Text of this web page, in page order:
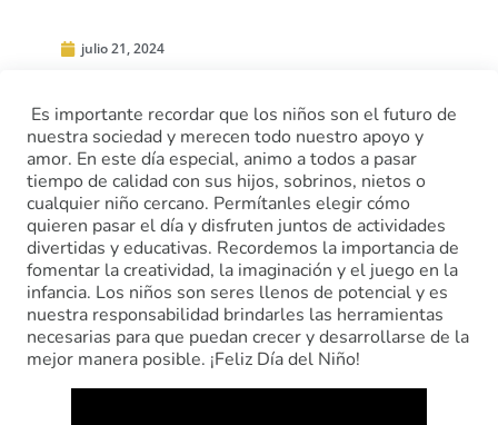
julio 21, 2024
Es importante recordar que los niños son el futuro de
nuestra sociedad y merecen todo nuestro apoyo y
amor. En este día especial, animo a todos a pasar
tiempo de calidad con sus hijos, sobrinos, nietos o
cualquier niño cercano. Permítanles elegir cómo
quieren pasar el día y disfruten juntos de actividades
divertidas y educativas. Recordemos la importancia de
fomentar la creatividad, la imaginación y el juego en la
infancia. Los niños son seres llenos de potencial y es
nuestra responsabilidad brindarles las herramientas
necesarias para que puedan crecer y desarrollarse de la
mejor manera posible. ¡Feliz Día del Niño!